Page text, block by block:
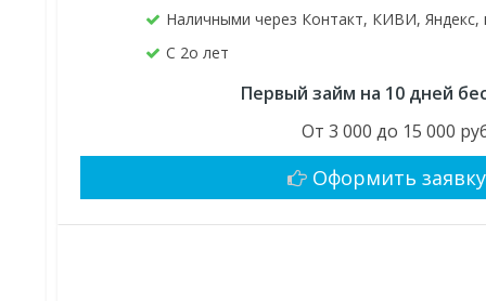
Наличными через Контакт, КИВИ, Яндекс,
C 2о лет
Первый займ на 10 дней
От 3 000 до 15 000
Оформить заявку